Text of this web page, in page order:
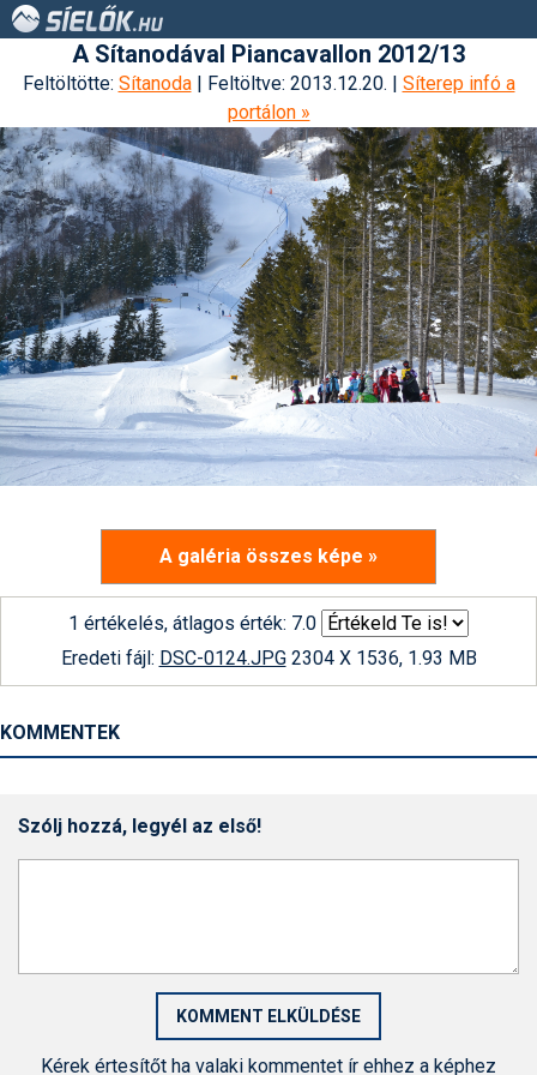
A Sítanodával Piancavallon 2012/13
Feltöltötte: Sítanoda| Feltöltve: 2013.12.20. | Síterep infó a
portálon »
A galéria összes képe »
1 értékelés, átlagos érték: 7.0
Eredeti fájl: DSC-0124.JPG2304 X 1536, 1.93 MB
KOMMENTEK
Szólj hozzá, legyél az első!
Kérek értesítőt ha valaki kommentet ír ehhez a képhez